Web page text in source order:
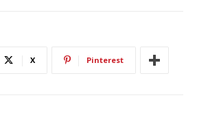
X Pinterest